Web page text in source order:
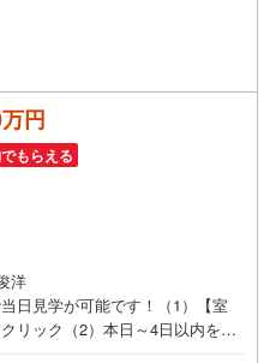
円
もらえる
洋
日見学が可能です！（1）【室
リック（2）本日～4日以内をご